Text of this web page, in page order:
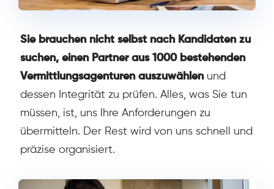
Sie brauchen nicht selbst nach Kandidaten zu
suchen, einen Partner aus 1000 bestehenden
Vermittlungsagenturen auszuwählenund
dessen Integrität zu prüfen. Alles, was Sie tun
müssen, ist, uns Ihre Anforderungen zu
übermitteln. Der Rest wird von uns schnell und
präzise organisiert.